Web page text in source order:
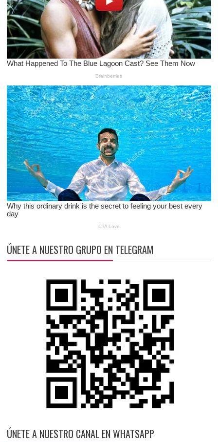
ÚNETE A NUESTRO GRUPO EN TELEGRAM
ÚNETE A NUESTRO CANAL EN WHATSAPP